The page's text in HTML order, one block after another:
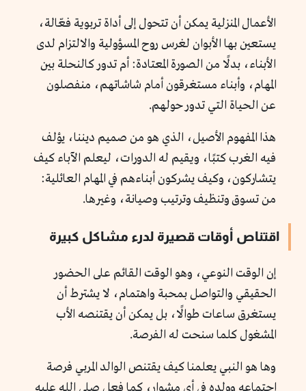
الأعمال المنزلية يمكن أن تتحول إلى أداة تربوية فعّالة،
يستعين بها الأبوان لغرس روح المسؤولية والالتزام لدى
الأبناء، بدلًا من الصورة المعتادة: أم تدور كالنحلة بين
المهام، وأبناء مستغرقون أمام شاشاتهم، منفصلون
عن الحياة التي تدور حولهم.
هذا المفهوم الأصيل، الذي هو من صميم ديننا، يؤلف
فيه الغرب كتبًا، ويقيم له الدورات، ليعلم الآباء كيف
يتشاركون، وكيف يشركون أبناءهم في المهام العائلية:
من تسوق وتنظيف وترتيب وصيانة، وغيرها.
اقتناص أوقات قصيرة لدرء مشاكل كبيرة
إن الوقت النوعي، وهو الوقت القائم على الحضور
الحقيقي والتواصل بمحبة واهتمام، لا يشترط أن
يستغرق ساعات طوالًا، بل يمكن أن يقتنصه الأب
المشغول كلما سنحت له الفرصة.
وها هو النبي يعلمنا كيف يقتنص الوالد المربي فرصة
اجتماعه وولده في أي مشوار، كما فعل صلى الله عليه